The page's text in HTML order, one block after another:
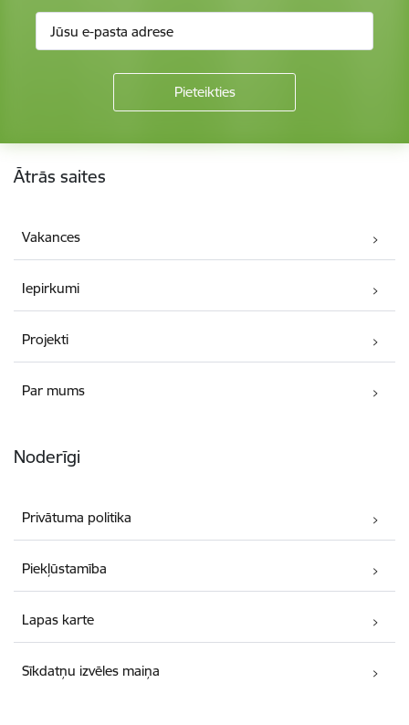
Kājene
Ātrās saites
Vakances
Iepirkumi
Projekti
Par mums
Noderīgi
Privātuma politika
Piekļūstamība
Lapas karte
Sīkdatņu izvēles maiņa